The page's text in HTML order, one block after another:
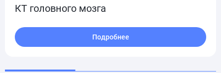
КТ головного мозга
Подробнее